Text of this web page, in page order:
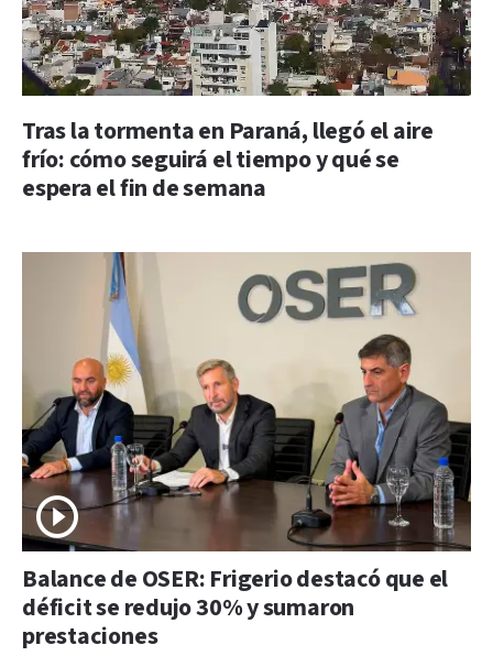
Tras la tormenta en Paraná, llegó el aire
frío: cómo seguirá el tiempo y qué se
espera el fin de semana
Balance de OSER: Frigerio destacó que el
déficit se redujo 30% y sumaron
prestaciones